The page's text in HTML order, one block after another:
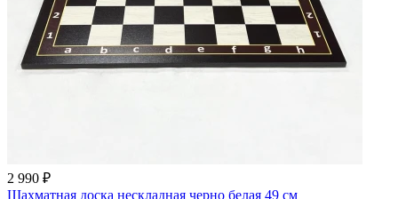
2 990 ₽
Шахматная доска нескладная черно белая 49 см